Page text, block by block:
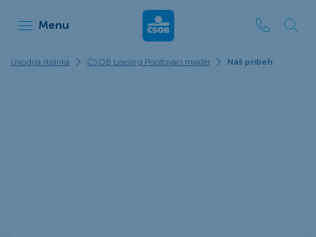
Menu ČSOB Leasing
Úvodná stránka ČSOB Leasing Poisťovací maklér Náš príbeh